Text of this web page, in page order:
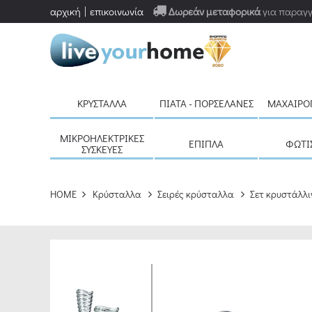
Δωρεάν μεταφορικάγια
αρχική επικοινωνία
ΚΡΎΣΤΑΛΛΑ ΠΙΆΤΑ - ΠΟΡΣΕΛΆΝΕΣ
ΜΙΚΡΟΗΛΕΚΤΡΙΚΈΣ
ΣΥΣΚΕΥΈΣ
ΈΠΙΠΛΑ
HOME Κρύσταλλα Σειρές κρύσταλλα Σετ